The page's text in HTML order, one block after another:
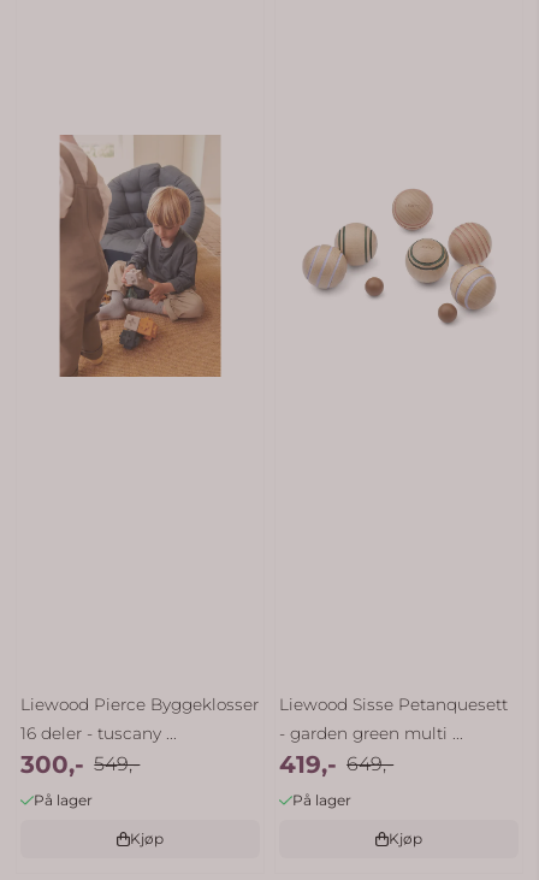
Liewood Pierce Byggeklosser
16 deler - tuscany ...
300,- 549,-
På lager
Kjøp
Liewood Sisse Petanquesett
- garden green multi ...
419,- 649,-
På lager
Kjøp